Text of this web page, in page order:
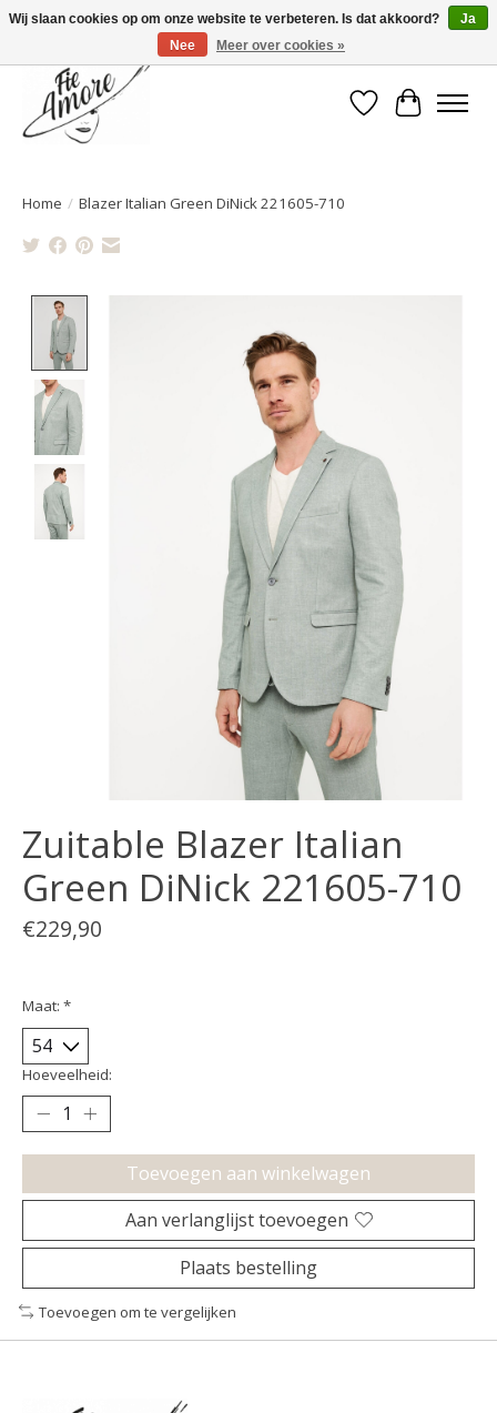
Verlanglijst
Home / Blazer Italian Green DiNick 221605-710
Zuitable Blazer Italian
Green DiNick 221605-710
€229,90
Maat: *
Hoeveelheid:
Toevoegen aan winkelwagen
Aan verlanglijst toevoegen
Plaats bestelling
Toevoegen om te vergelijken
Wij slaan cookies op om onze website te verbeteren. Is dat akkoord?
Ja
Nee
Meer over cookies »